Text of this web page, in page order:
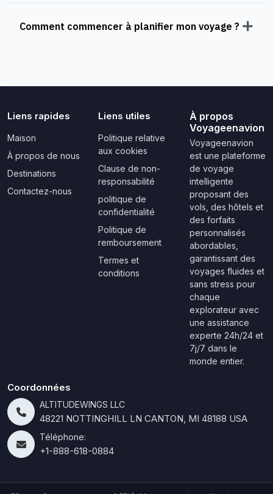
Comment commencer à planifier mon voyage ?
Liens rapides
Maison
À propos de nous
Destinations
Contactez-nous
Liens utiles
Politique relative
aux cookies
Clause de non-
responsabilité
politique de
confidentialité
Politique de
remboursement
Termes et
conditions
À propos
Voyageenavion
Voyageenavion
est une plateforme
de voyage
intelligente
proposant des
vols, des hôtels et
des forfaits
personnalisés
abordables,
garantissant des
voyages fluides et
sans stress pour
chaque
explorateur avec
une assistance
experte 24h/24 et
7j/7 dans le
monde entier.
Coordonnées
ALTITUDEWINGS LLC
48221 NOTTINGHILL LN CANTON, MI 48188 USA
Téléphone:
+1-888-618-0884